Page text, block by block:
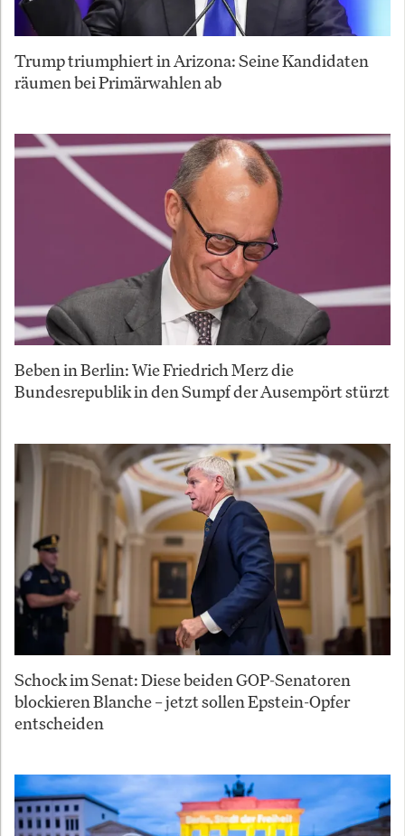
Trump triumphiert in Arizona: Seine Kandidaten
räumen bei Primärwahlen ab
Beben in Berlin: Wie Friedrich Merz die
Bundesrepublik in den Sumpf der Ausempört stürzt
Schock im Senat: Diese beiden GOP-Senatoren
blockieren Blanche – jetzt sollen Epstein-Opfer
entscheiden